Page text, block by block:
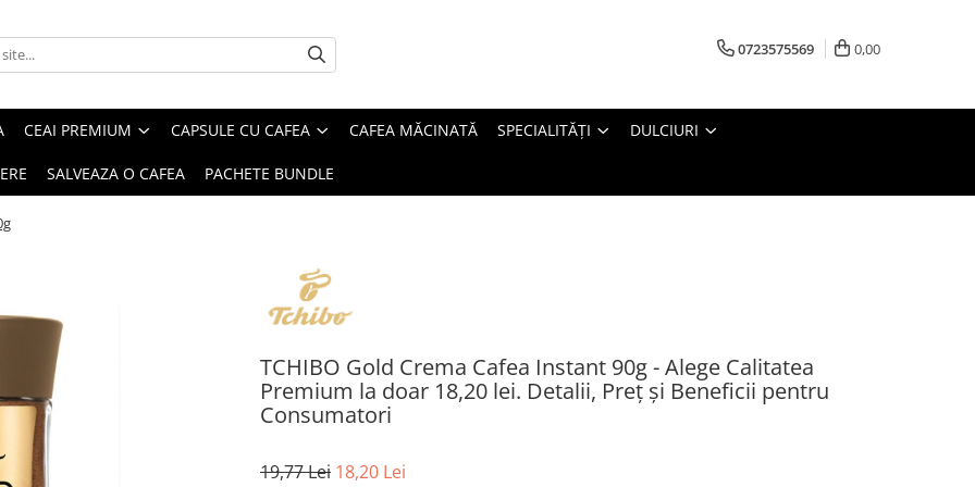
0723575569 0,00
CEAI PREMIUM CAPSULE CU CAFEA CAFEA MĂCINATĂ SPECIALITĂȚI DULCIURI
SALVEAZA O CAFEA PACHETE BUNDLE
TCHIBO Gold Crema Cafea Instant 90g - Alege Calitatea
Premium la doar 18,20 lei. Detalii, Preț și Beneficii pentru
Consumatori
19,77 Lei 18,20 Lei